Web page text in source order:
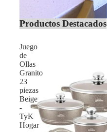
Productos Destacados
Juego
de
Ollas
Granito
23
piezas
Beige
-
TyK
Hogar